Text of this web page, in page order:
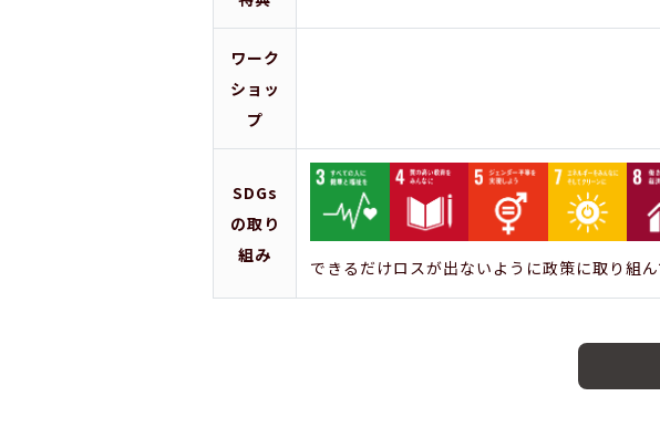
ワーク
ショッ
プ
SDGs
の取り
組み
できるだけロスが出ないように政策に取り組